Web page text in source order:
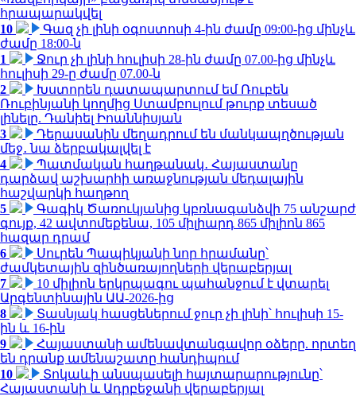
հրապարակվել
10
Գազ չի լինի օգոստոսի 4-ին ժամը 09:00-ից մինչև
ժամը 18:00-ն
1
Ջուր չի լինի հուլիսի 28-ին ժամը 07.00-ից մինչև
հուլիսի 29-ը ժամը 07.00-ն
2
Խստորեն դատապարտում եմ Ռուբեն
Ռուբինյանի կողմից Ստամբուլում թուրք տեսած
լինելը. Դանիել Իոաննիսյան
3
Դերասանին մեղադրում են մանկապղծության
մեջ․ նա ձերբակալվել է
4
Պատմական հաղթանակ․ Հայաստանը
դարձավ աշխարհի առաջնության մեդալային
հաշվարկի հաղթող
5
Գագիկ Ծառուկյանից կբռնագանձվի 75 անշարժ
գույք, 42 ավտոմեքենա, 105 միլիարդ 865 միլիոն 865
հազար դրամ
6
Սուրեն Պապիկյանի նոր հրամանը՝
ժամկետային զինծառայողների վերաբերյալ
7
10 միլիոն երկրպագու պահանջում է վտարել
Արգենտինային ԱԱ-2026-ից
8
Տասնյակ հասցեներում ջուր չի լինի՝ հուլիսի 15-
ին և 16-ին
9
Հայաստանի ամենավտանգավոր օձերը. որտեղ
են դրանք ամենաշատը հանդիպում
10
Տոկաևի անսպասելի հայտարարությունը՝
Հայաստանի և Ադրբեջանի վերաբերյալ